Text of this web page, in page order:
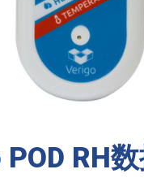
RH